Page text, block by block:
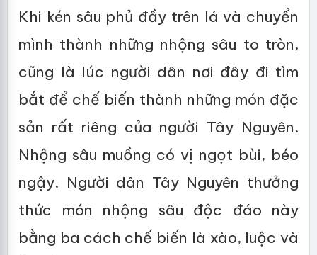
Khi kén sâu phủ đầy trên lá và chuyển
mình thành những nhộng sâu to tròn,
cũng là lúc người dân nơi đây đi tìm
bắt để chế biến thành những món đặc
sản rất riêng của người Tây Nguyên.
Nhộng sâu muồng có vị ngọt bùi, béo
ngậy. Người dân Tây Nguyên thưởng
thức món nhộng sâu độc đáo này
bằng ba cách chế biến là xào, luộc và